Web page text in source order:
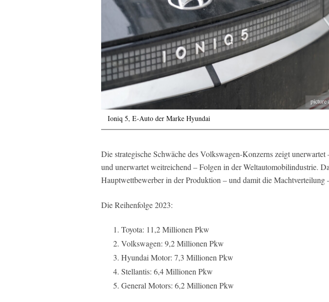
picture
Ioniq 5, E-Auto der Marke Hyundai
Die strategische Schwäche des Volkswagen-Konzerns zeigt unerwartet
und unerwartet weitreichend – Folgen in der Weltautomobilindustrie.
Hauptwettbewerber in der Produktion – und damit die Machtverteilung
Die Reihenfolge 2023:
Toyota: 11,2 Millionen Pkw
Volkswagen: 9,2 Millionen Pkw
Hyundai Motor: 7,3 Millionen Pkw
Stellantis: 6,4 Millionen Pkw
General Motors: 6,2 Millionen Pkw